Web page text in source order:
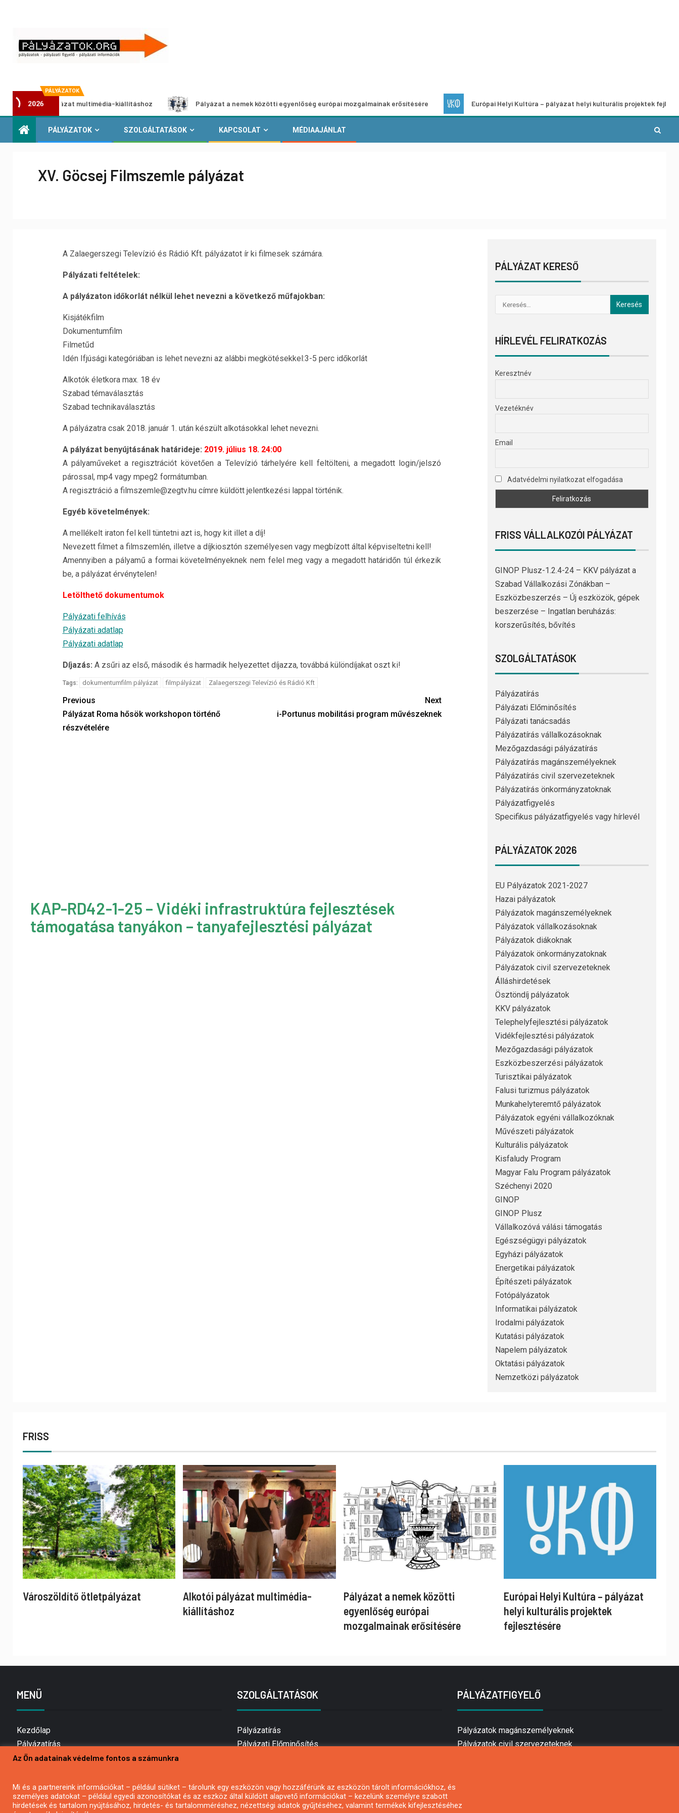
PÁLYÁZATOK
2026
pályázat multimédia-kiállításhoz Pályázat a nemek közötti egyenlőség európai mozgalmainak erősítésére Európai Helyi Kultúra – pályázat helyi kulturális projektek fejlesztésére
PÁLYÁZATOK SZOLGÁLTATÁSOK KAPCSOLAT MÉDIAAJÁNLAT
XV. Göcsej Filmszemle pályázat
A Zalaegerszegi Televízió és Rádió Kft. pályázatot ír ki filmesek számára.
Pályázati feltételek:
A pályázaton időkorlát nélkül lehet nevezni a következő műfajokban:
Kisjátékfilm
Dokumentumfilm
Filmetűd
Idén Ifjúsági kategóriában is lehet nevezni az alábbi megkötésekkel:3-5 perc időkorlát
Alkotók életkora max. 18 év
Szabad témaválasztás
Szabad technikaválasztás
A pályázatra csak 2018. január 1. után készült alkotásokkal lehet nevezni.
A pályázat benyújtásának határideje: 2019. július 18. 24:00
A pályaműveket a regisztrációt követően a Televízió tárhelyére kell feltölteni, a megadott login/jelszó
párossal, mp4 vagy mpeg2 formátumban.
A regisztráció a filmszemle@zegtv.hu címre küldött jelentkezési lappal történik.
Egyéb követelmények:
A mellékelt iraton fel kell tüntetni azt is, hogy kit illet a díj!
Nevezett filmet a filmszemlén, illetve a díjkiosztón személyesen vagy megbízott által képviseltetni kell!
Amennyiben a pályamű a formai követelményeknek nem felel meg vagy a megadott határidőn túl érkezik
be, a pályázat érvénytelen!
Letölthető dokumentumok
Pályázati felhívás
Pályázati adatlap
Pályázati adatlap
Díjazás: A zsűri az első, második és harmadik helyezettet díjazza, továbbá különdíjakat oszt ki!
Tags: dokumentumfilm pályázat filmpályázat Zalaegerszegi Televízió és Rádió Kft
Previous
Pályázat Roma hősök workshopon történő
részvételére
Next
i-Portunus mobilitási program művészeknek
KAP-RD42-1-25 – Vidéki infrastruktúra fejlesztések
támogatása tanyákon – tanyafejlesztési pályázat
PÁLYÁZAT KERESŐ
HÍRLEVÉL FELIRATKOZÁS
Keresztnév
Vezetéknév
Email
Adatvédelmi nyilatkozat elfogadása
FRISS VÁLLALKOZÓI PÁLYÁZAT
GINOP Plusz-1.2.4-24 – KKV pályázat a
Szabad Vállalkozási Zónákban –
Eszközbeszerzés – Új eszközök, gépek
beszerzése – Ingatlan beruházás:
korszerűsítés, bővítés
SZOLGÁLTATÁSOK
Pályázatírás
Pályázati Előminősítés
Pályázati tanácsadás
Pályázatírás vállalkozásoknak
Mezőgazdasági pályázatírás
Pályázatírás magánszemélyeknek
Pályázatírás civil szervezeteknek
Pályázatírás önkormányzatoknak
Pályázatfigyelés
Specifikus pályázatfigyelés vagy hírlevél
PÁLYÁZATOK 2026
EU Pályázatok 2021-2027
Hazai pályázatok
Pályázatok magánszemélyeknek
Pályázatok vállalkozásoknak
Pályázatok diákoknak
Pályázatok önkormányzatoknak
Pályázatok civil szervezeteknek
Álláshirdetések
Ösztöndíj pályázatok
KKV pályázatok
Telephelyfejlesztési pályázatok
Vidékfejlesztési pályázatok
Mezőgazdasági pályázatok
Eszközbeszerzési pályázatok
Turisztikai pályázatok
Falusi turizmus pályázatok
Munkahelyteremtő pályázatok
Pályázatok egyéni vállalkozóknak
Művészeti pályázatok
Kulturális pályázatok
Kisfaludy Program
Magyar Falu Program pályázatok
Széchenyi 2020
GINOP
GINOP Plusz
Vállalkozóvá válási támogatás
Egészségügyi pályázatok
Egyházi pályázatok
Energetikai pályázatok
Építészeti pályázatok
Fotópályázatok
Informatikai pályázatok
Irodalmi pályázatok
Kutatási pályázatok
Napelem pályázatok
Oktatási pályázatok
Nemzetközi pályázatok
FRISS
Városzöldítő ötletpályázat
Alkotói pályázat multimédia-
kiállításhoz
Pályázat a nemek közötti
egyenlőség európai
mozgalmainak erősítésére
Európai Helyi Kultúra – pályázat
helyi kulturális projektek
fejlesztésére
MENÜ
Kezdőlap
Pályázatírás
Bemutatkozás
Hírlevél feliratkozás
Impresszum
SZOLGÁLTATÁSOK
Pályázatírás
Pályázati Előminősítés
Mezőgazdasági pályázatírás
Pályázatírás magánszemélyeknek
PÁLYÁZATFIGYELŐ
Pályázatok magánszemélyeknek
Pályázatok civil szervezeteknek
Az Ön adatainak védelme fontos a számunkra
Mi és a partnereink információkat – például sütiket – tárolunk egy eszközön vagy hozzáférünk az eszközön tárolt információkhoz, és
személyes adatokat – például egyedi azonosítókat és az eszköz által küldött alapvető információkat – kezelünk személyre szabott
hirdetések és tartalom nyújtásához, hirdetés- és tartalomméréshez, nézettségi adatok gyűjtéséhez, valamint termékek kifejlesztéséhez